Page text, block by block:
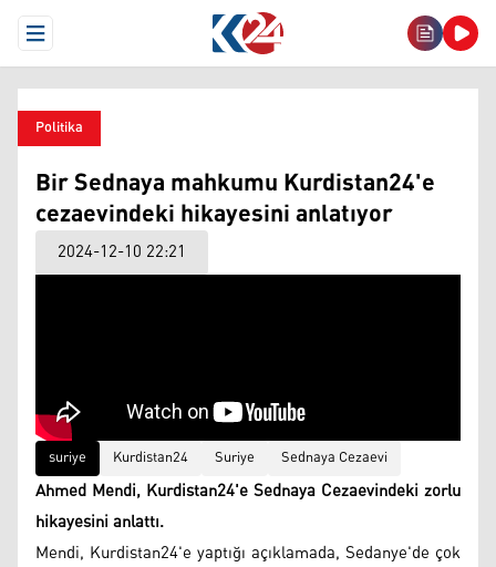
Open Menu
Politika
Bir Sednaya mahkumu Kurdistan24'e
cezaevindeki hikayesini anlatıyor
2024-12-10 22:21
suriye Kurdistan24 Suriye Sednaya Cezaevi
Ahmed Mendi, Kurdistan24'e Sednaya Cezaevindeki zorlu
hikayesini anlattı.
Mendi, Kurdistan24'e yaptığı açıklamada, Sedanye'de çok